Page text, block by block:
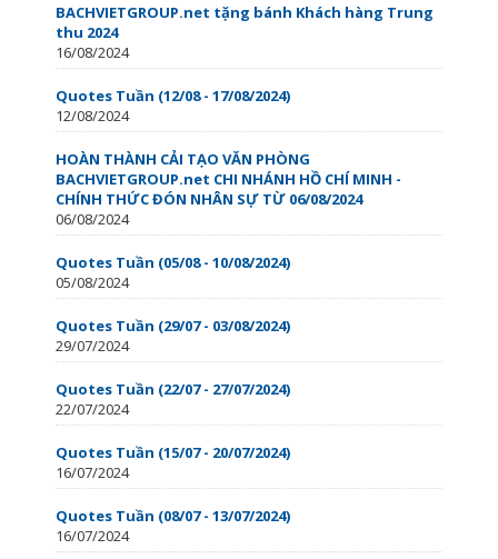
BACHVIETGROUP.net tặng bánh Khách hàng Trung
thu 2024
16/08/2024
Quotes Tuần (12/08 - 17/08/2024)
12/08/2024
HOÀN THÀNH CẢI TẠO VĂN PHÒNG
BACHVIETGROUP.net CHI NHÁNH HỒ CHÍ MINH -
CHÍNH THỨC ĐÓN NHÂN SỰ TỪ 06/08/2024
06/08/2024
Quotes Tuần (05/08 - 10/08/2024)
05/08/2024
Quotes Tuần (29/07 - 03/08/2024)
29/07/2024
Quotes Tuần (22/07 - 27/07/2024)
22/07/2024
Quotes Tuần (15/07 - 20/07/2024)
16/07/2024
Quotes Tuần (08/07 - 13/07/2024)
16/07/2024